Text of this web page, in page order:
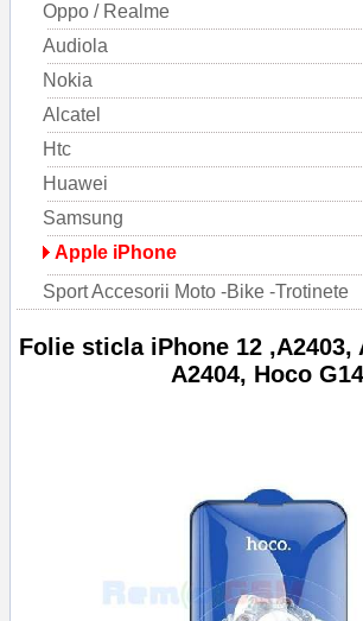
Oppo / Realme
Audiola
Nokia
Alcatel
Htc
Huawei
Samsung
Apple iPhone
Sport Accesorii Moto -Bike -Trotinete
Folie sticla iPhone 12 ,A2403,
A2404, Hoco G14